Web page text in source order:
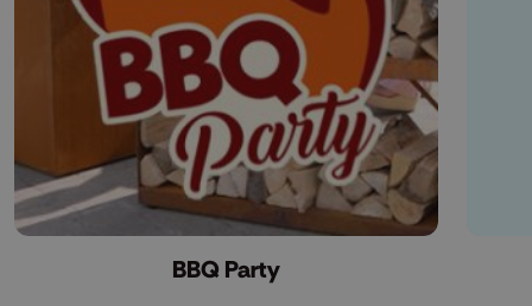
BBQ Party